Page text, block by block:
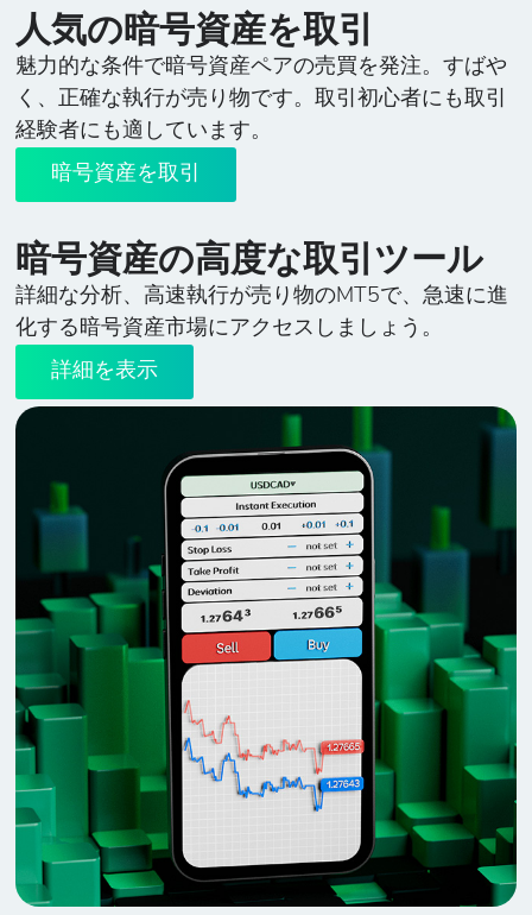
人気の暗号資産を取引
魅力的な条件で暗号資産ペアの売買を発注。すばや
く、正確な執行が売り物です。取引初心者にも取引
経験者にも適しています。
暗号資産を取引
暗号資産の高度な取引ツール
詳細な分析、高速執行が売り物のMT5で、急速に進
化する暗号資産市場にアクセスしましょう。
詳細を表示